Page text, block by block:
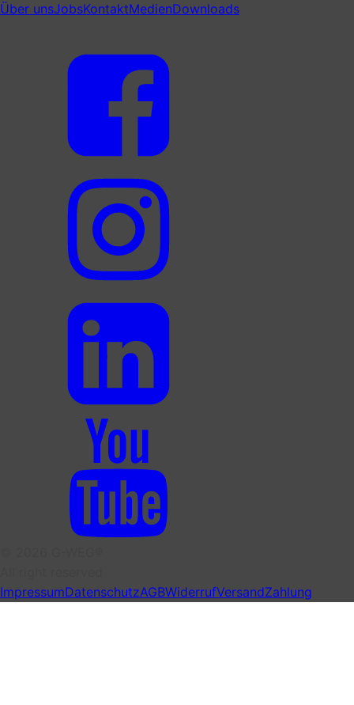
Über unsJobsKontaktMedienDownloads
ImpressumDatenschutzAGBWiderrufVersandZahlung